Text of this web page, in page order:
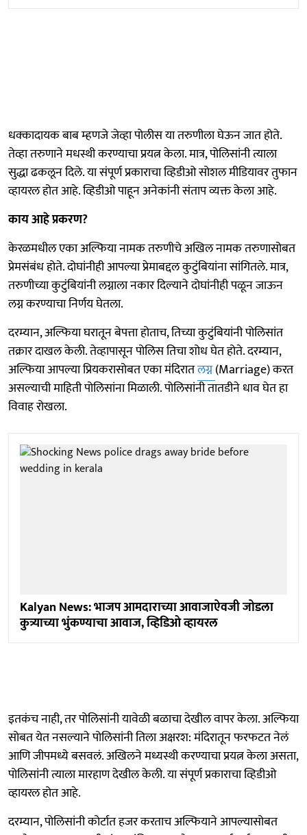
धक्कादायक बाब म्हणजे जेव्हा पोलीस या तरुणीला घेऊन जात होते.
तेव्हा तरुणाने मधस्थी करण्याचा प्रयत्न केला. मात्र, पोलिसांनी त्याला
सुद्धा ढकलून दिले. या संपूर्ण प्रकाराचा व्हिडीओ सोशल मीडियावर तुफान
व्हायरल होत आहे. व्हिडीओ पाहून अनेकांनी संताप व्यक्त केला आहे.
काय आहे प्रकरण?
केरळमधील एका अल्फिया नामक तरुणीचे अखिल नामक तरुणासोबत
प्रेमसंबंध होते. दोघांनीही आपल्या प्रेमाबद्दल कुटुंबियांना सांगितले. मात्र,
तरुणीच्या कुटुंबियांनी लग्नाला नकार दिल्याने दोघांनीही पळून जाऊन
लग्न करण्याचा निर्णय घेतला.
दरम्यान, अल्फिया घरातून बेपत्ता होताच, तिच्या कुटुंबियांनी पोलिसांत
तक्रार दाखल केली. तेव्हापासून पोलिस तिचा शोध घेत होते. दरम्यान,
अल्फिया आपल्या प्रियकरासोबत एका मंदिरातलग्न(Marriage) करत
असल्याची माहिती पोलिसांना मिळाली. पोलिसांनी तातडीने धाव घेत हा
विवाह रोखला.
Kalyan News: भाजप आमदाराच्या आवाजाऐवजी जोडला
कुत्र्याच्या भुंकण्याचा आवाज, व्हिडिओ व्हायरल
इतकंच नाही, तर पोलिसांनी यावेळी बळाचा देखील वापर केला. अल्फिया
सोबत येत नसल्याने पोलिसांनी तिला अक्षरश: मंदिरातून फरफटत नेलं
आणि जीपमध्ये बसवलं. अखिलने मध्यस्थी करण्याचा प्रयत्न केला असता,
पोलिसांनी त्याला मारहाण देखील केली. या संपूर्ण प्रकाराचा व्हिडीओ
व्हायरल होत आहे.
दरम्यान, पोलिसांनी कोर्टात हजर करताच अल्फियाने आपल्यासोबत